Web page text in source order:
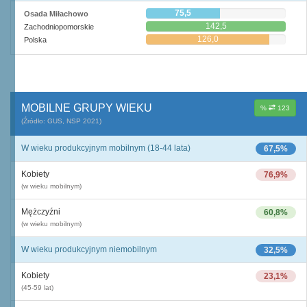
Osada Miłachowo 75,5
Zachodniopomorskie 142,5
Polska 126,0
% 123
MOBILNE GRUPY WIEKU
(Źródło: GUS, NSP 2021)
67,5%
W wieku produkcyjnym mobilnym (18-44 lata)
76,9%
Kobiety
(w wieku mobilnym)
60,8%
Mężczyźni
(w wieku mobilnym)
32,5%
W wieku produkcyjnym niemobilnym
23,1%
Kobiety
(45-59 lat)